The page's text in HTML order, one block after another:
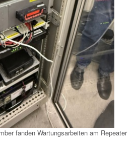
fanden Wartungsarbeiten am Repeater